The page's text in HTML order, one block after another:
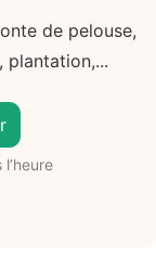
de pelouse,
plantation,...